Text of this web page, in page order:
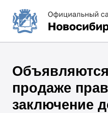
продаже
заключение